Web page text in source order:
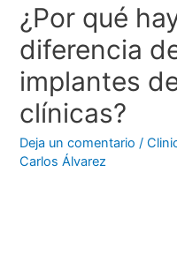
¿Por qué
diferencia
implantes
clínicas?
Deja un comentario /
Carlos Álvarez